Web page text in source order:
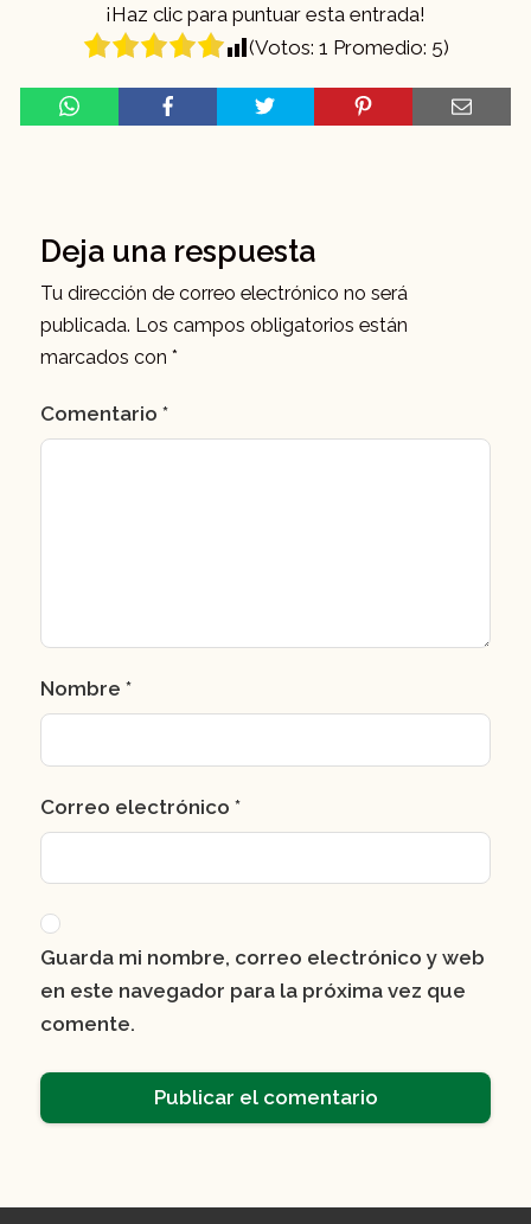
¡Haz clic para puntuar esta entrada!
(Votos: 1 Promedio: 5)
Deja una respuesta
Tu dirección de correo electrónico no será
publicada. Los campos obligatorios están
marcados con *
Comentario *
Nombre *
Correo electrónico *
Guarda mi nombre, correo electrónico y web
en este navegador para la próxima vez que
comente.